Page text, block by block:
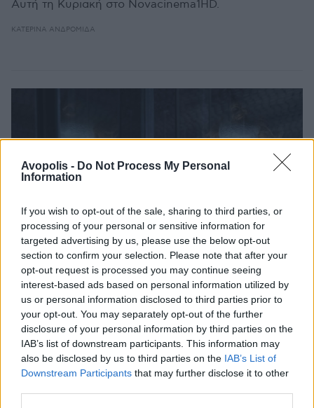
Avopolis - Do Not Process My Personal
Information
If you wish to opt-out of the sale, sharing to third parties, or
processing of your personal or sensitive information for
targeted advertising by us, please use the below opt-out
section to confirm your selection. Please note that after your
opt-out request is processed you may continue seeing
interest-based ads based on personal information utilized by
us or personal information disclosed to third parties prior to
your opt-out. You may separately opt-out of the further
disclosure of your personal information by third parties on the
IAB’s list of downstream participants. This information may
also be disclosed by us to third parties on the IAB’s List of
Downstream Participants that may further disclose it to other
Αυτή τη Κυριακή στο Novacinema1HD.
ΚΑΤΕΡΊΝΑ ΑΝΔΡΟΜΙΔΆ
Πρεμιέρα «Το Αυτό: Κεφάλαιο 2»
Το πολυαναμενόμενο sequel έρχεται αποκλειστικά
στη Nova.